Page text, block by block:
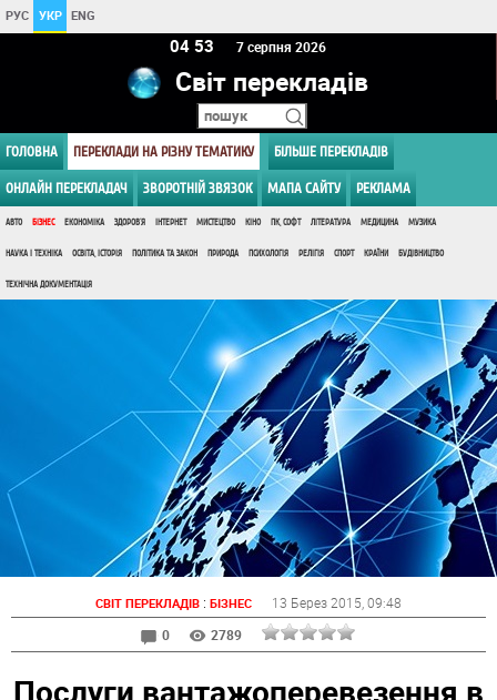
РУС УКР ENG
04 53 7 серпня 2026
Світ перекладів
ГОЛОВНА ПЕРЕКЛАДИ НА РІЗНУ ТЕМАТИКУ БІЛЬШЕ ПЕРЕКЛАДІВ
ОНЛАЙН ПЕРЕКЛАДАЧ ЗВОРОТНІЙ ЗВЯЗОК МАПА САЙТУ РЕКЛАМА
АВТО БІЗНЕС ЕКОНОМІКА ЗДОРОВ'Я ІНТЕРНЕТ МИСТЕЦТВО КІНО ПК, СОФТ ЛІТЕРАТУРА МЕДИЦИНА МУЗИКА
НАУКА І ТЕХНІКА ОСВІТА, ІСТОРІЯ ПОЛІТИКА ТА ЗАКОН ПРИРОДА ПСИХОЛОГІЯ РЕЛІГІЯ СПОРТ КРАЇНИ БУДІВНИЦТВО
ТЕХНІЧНА ДОКУМЕНТАЦІЯ
СВІТ ПЕРЕКЛАДІВ : БІЗНЕС 13 Берез 2015 , 09:48
0
2789
Послуги вантажоперевезення в